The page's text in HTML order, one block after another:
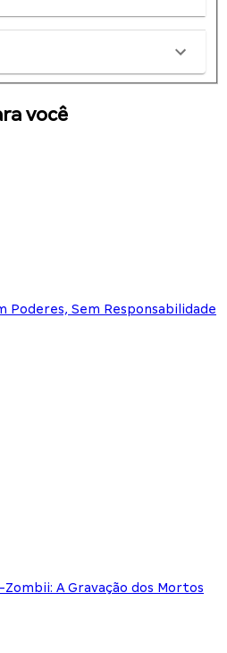
você
Poderes, Sem Responsabilidade
A Gravação dos Mortos